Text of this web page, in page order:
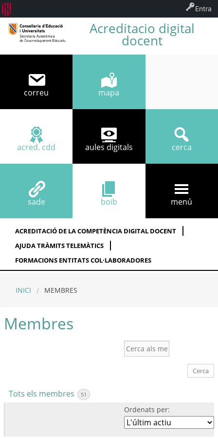
Acreditacio digital
docent
correu mapa
acred. cdd aules digitals cerca
sade boib menú
ACREDITACIÓ DE LA COMPETÈNCIA DIGITAL DOCENT
AJUDA TRÀMITS TELEMÀTICS
FORMACIONS ENTITATS COL·LABORADORES
INICI MEMBRES
Membres
Cerca
als
membres...
Tots els membres 51
Ordenats per:
Entra